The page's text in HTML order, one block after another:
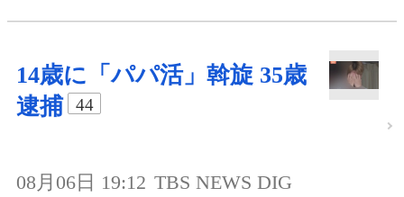
14歳に「パパ活」斡旋 35歳
逮捕
44
08月06日 19:12 TBS NEWS DIG